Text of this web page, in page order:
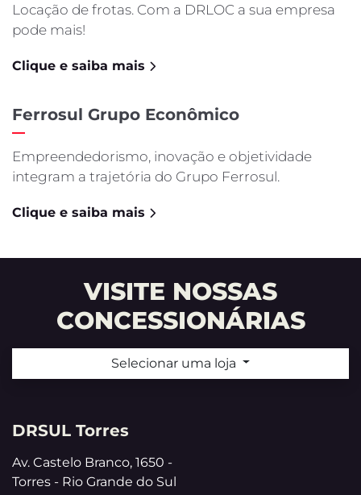
Locação de frotas. Com a DRLOC a sua empresa
pode mais!
Clique e saiba mais
Ferrosul Grupo Econômico
Empreendedorismo, inovação e objetividade
integram a trajetória do Grupo Ferrosul.
Clique e saiba mais
VISITE NOSSAS
CONCESSIONÁRIAS
Selecionar uma loja
DRSUL Torres
Av. Castelo Branco, 1650 -
Torres - Rio Grande do Sul